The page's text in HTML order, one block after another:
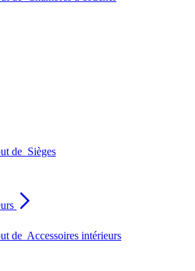
de Sièges
de Accessoires intérieurs